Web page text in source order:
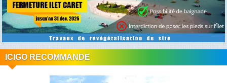
ICIGO RECOMMANDE